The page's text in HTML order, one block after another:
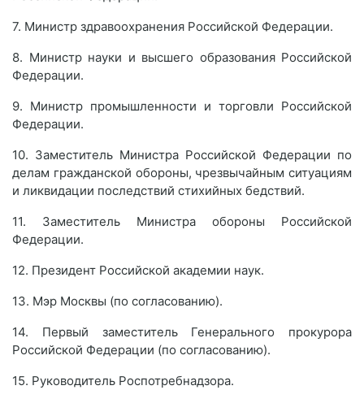
7. Министр здравоохранения Российской Федерации.
8. Министр науки и высшего образования Российской
Федерации.
9. Министр промышленности и торговли Российской
Федерации.
10. Заместитель Министра Российской Федерации по
делам гражданской обороны, чрезвычайным ситуациям
и ликвидации последствий стихийных бедствий.
11. Заместитель Министра обороны Российской
Федерации.
12. Президент Российской академии наук.
13. Мэр Москвы (по согласованию).
14. Первый заместитель Генерального прокурора
Российской Федерации (по согласованию).
15. Руководитель Роспотребнадзора.